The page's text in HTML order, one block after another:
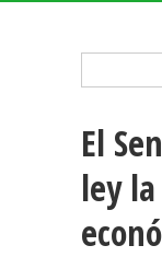
El
ley